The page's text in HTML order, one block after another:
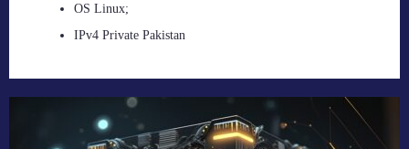
OS Linux;
IPv4 Private Pakistan